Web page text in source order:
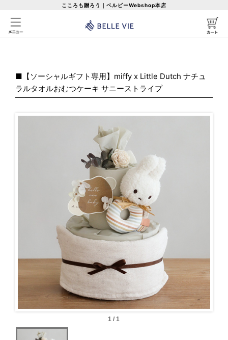
こころも贈ろう｜ベルビーWebshop本店
■ 【ソーシャルギフト専用】miffy x Little Dutch ナチュ
ラルタオルおむつケーキ サニーストライプ
1 / 1